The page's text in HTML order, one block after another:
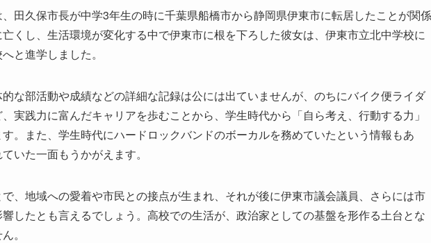
田久保市長が中学3年生の時に千葉県船橋市から静岡県伊東市に転居したことが関係
くし、生活環境が変化する中で伊東市に根を下ろした彼女は、伊東市立北中学校に
と進学しました。
な部活動や成績などの詳細な記録は公には出ていませんが、のちにバイク便ライダ
実践力に富んだキャリアを歩むことから、学生時代から「自ら考え、行動する力」
。また、学生時代にハードロックバンドのボーカルを務めていたという情報もあ
いた一面もうかがえます。
、地域への愛着や市民との接点が生まれ、それが後に伊東市議会議員、さらには市
したとも言えるでしょう。高校での生活が、政治家としての基盤を形作る土台とな
。